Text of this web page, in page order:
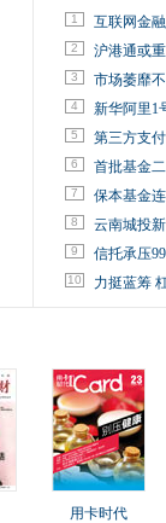
1 互联网金
2 沪港通或
3 市场萎靡
4 新华阿里1
5 第三方支
6 首批基金
7 保本基金
8 云南城投
9 信托承压
10 力挺蓝筹
用卡时代